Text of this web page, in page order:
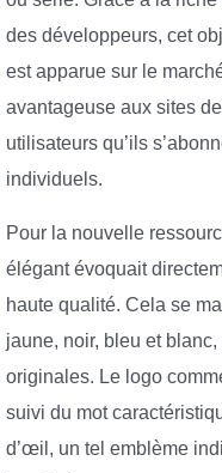
des développeurs, cet
est apparue sur le
avantageuse aux sites
utilisateurs qu’ils
individuels.
Pour la nouvelle
élégant évoquait
haute qualité. Cela se
jaune, noir, bleu et
originales. Le logo
suivi du mot
d’œil, un tel emblème